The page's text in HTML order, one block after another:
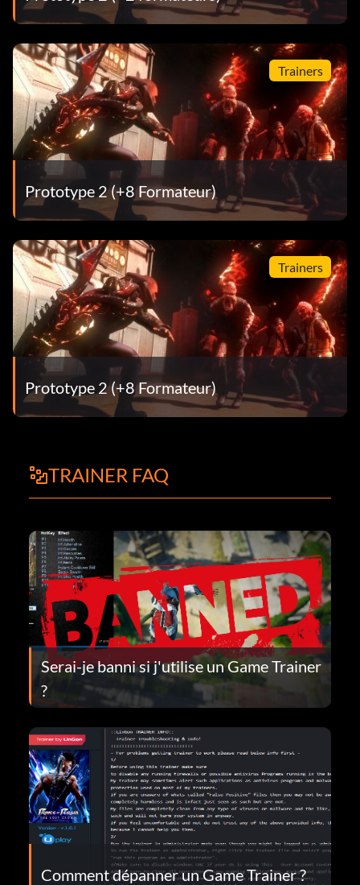
Trainers
Prototype 2 (+8 Formateur)
Trainers
Prototype 2 (+8 Formateur)
TRAINER FAQ
Serai-je banni si j'utilise un Game Trainer
?
Comment dépanner un Game Trainer ?